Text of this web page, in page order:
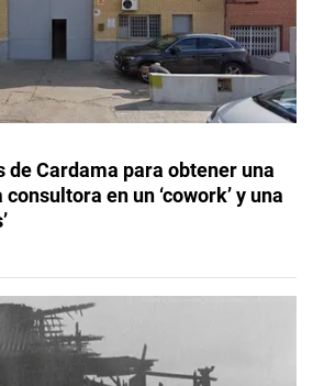
Cardama para obtener una
en un ‘cowork’ y una